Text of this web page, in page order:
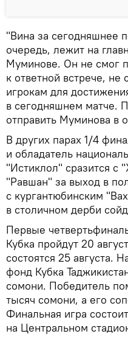
"Вина за сегодняшнее
очередь, лежит на
Муминове. Он не смог
к ответной встрече,
игрокам для
в сегодняшнем матче.
отправить Муминова в
В других парах 1/4
и обладатель
"Истиклол" сразится с
"Равшан" за выход в
с кургантюбинским
в столичном дерби
Первые
Кубка пройдут 20
состоятся 25 августа.
фонд Кубка
сомони. Победитель
тысяч сомони, а его
Финальная игра
на Центральном